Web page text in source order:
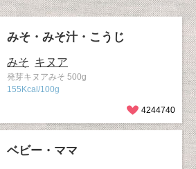
みそ・みそ汁・こうじ
みそ キヌア
発芽キヌアみそ 500g
155Kcal/100g
4244740
ベビー・ママ